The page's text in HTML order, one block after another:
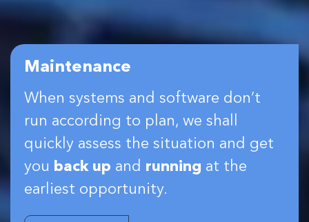
Maintenance
When systems and software don’t
run according to plan, we shall
quickly assess the situation and get
you back up and running at the
earliest opportunity.